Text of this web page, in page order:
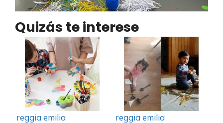
Quizás te interese
reggia emilia
reggia emilia